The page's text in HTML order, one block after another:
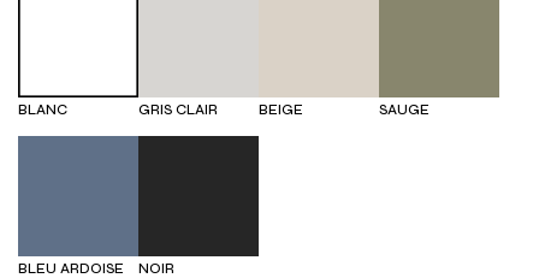
BLANC GRIS CLAIR BEIGE SAUGE
BLEU ARDOISE NOIR